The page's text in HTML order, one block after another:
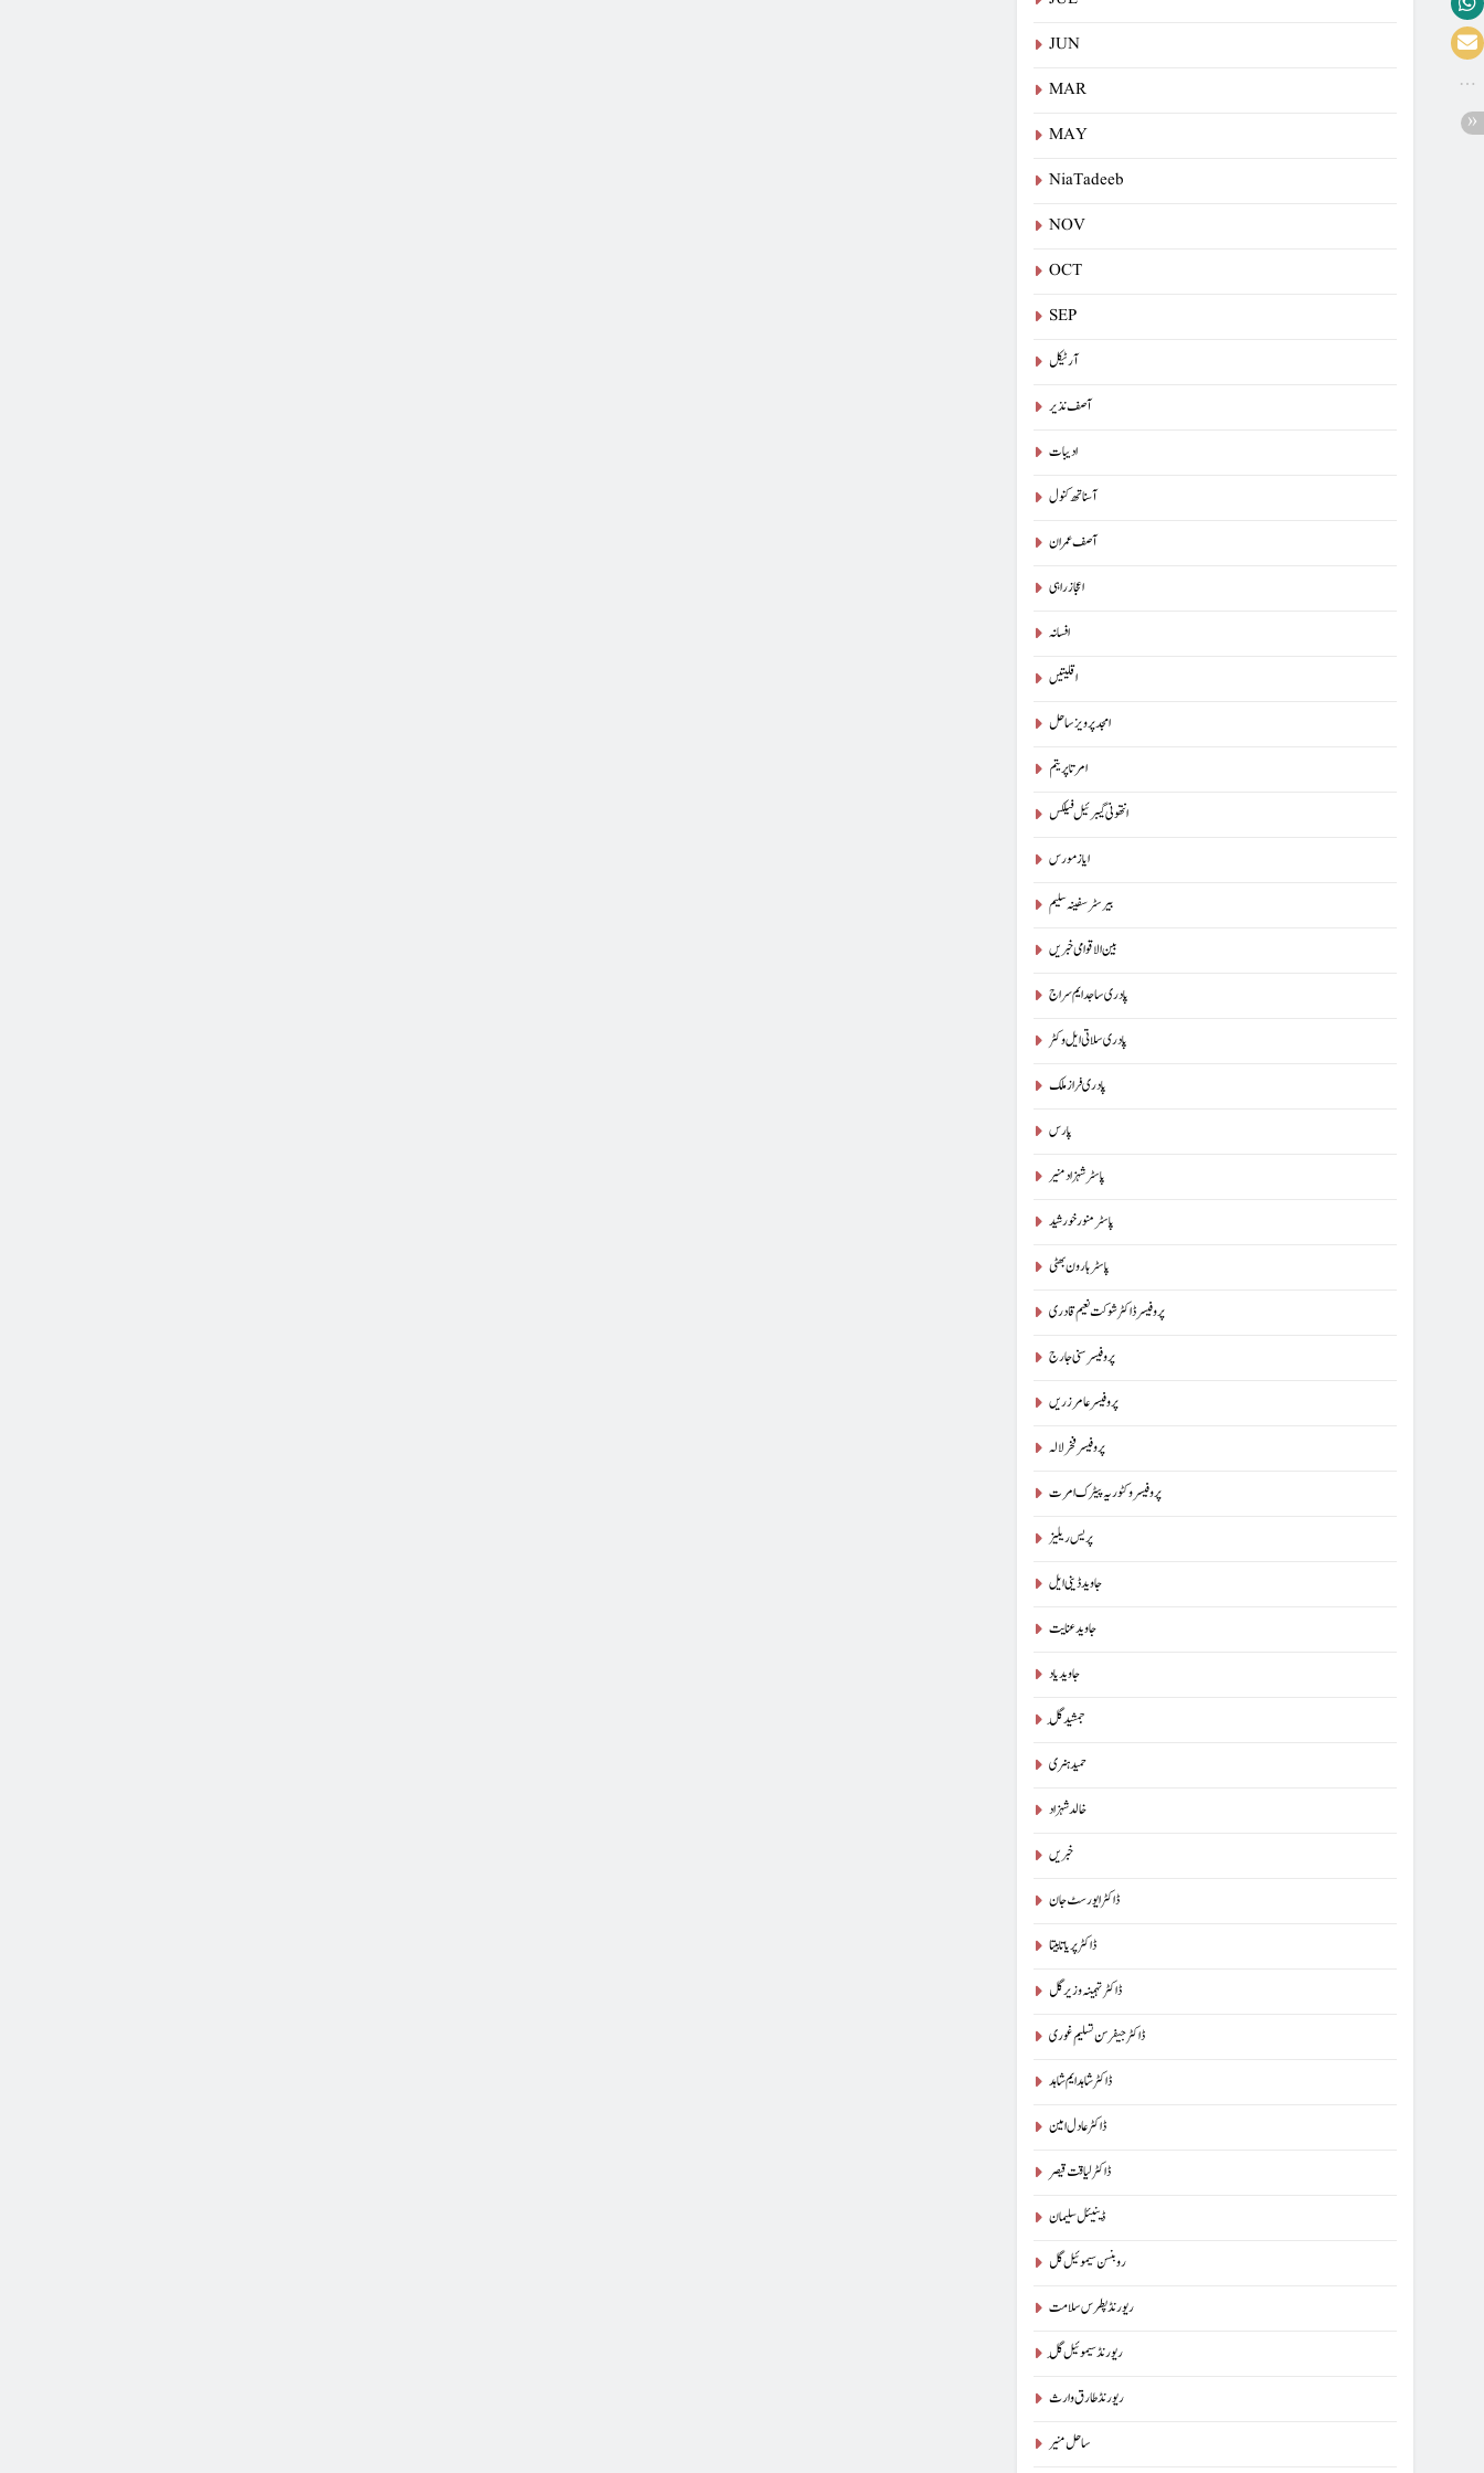
JUN
MAR
MAY
NiaTadeeb
NOV
OCT
SEP
آرٹیکل
آصف نذیر
ادیبات
آسناتھ کنول
آصف عمران
اعجاز راہی
افسانہ
اقلیتیں
امجد پرویز ساحل
امرتا پریتم
انتھونی گیبرئیل فیلکس
ایاز مورس
بیرسٹرسفینہ سلیم
بین الاقوامی خبریں
پادری ساجد ایم سراج
پادری سلاتی ایل وکٹر
پادری فراز ملک
پارس
پاسٹر شہزاد منیر
پاسٹر منور خورشید
پاسٹر ہارون بھٹی
پروفیسر ڈاکٹر شوکت نعیم قادری
پروفیسر سنی جارج
پروفیسر عامر زریں
پروفیسر فخر لالہ
پروفیسر وکٹوریہ پیٹرک امرت
پریس ریلیز
جاوید ڈینی ایل
جاوید عنایت
جاوید یاد
جمشید گِل
حمید ہنری
خالد شہزاد
خبریں
ڈاکٹر ایورسٹ جان
ڈاکٹر پریا تابیتا
ڈاکٹر تہمینہ وزیر گل
ڈاکٹر جیفرسن تسلیم غوری
ڈاکٹر شاہد ایم شاہد
ڈاکٹر عادل امین
ڈاکٹر لیاقت قیصر
ڈینیئل سلیمان
روبنسن سیموئیل گل
ریورنڈ پطرس سلامت
ریورنڈ سیموئیل گِل
ریورنڈ طارق وارث
ساحل منیر